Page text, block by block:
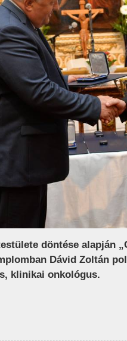
döntése alapján
Dávid Zoltán
klinikai onkológus.